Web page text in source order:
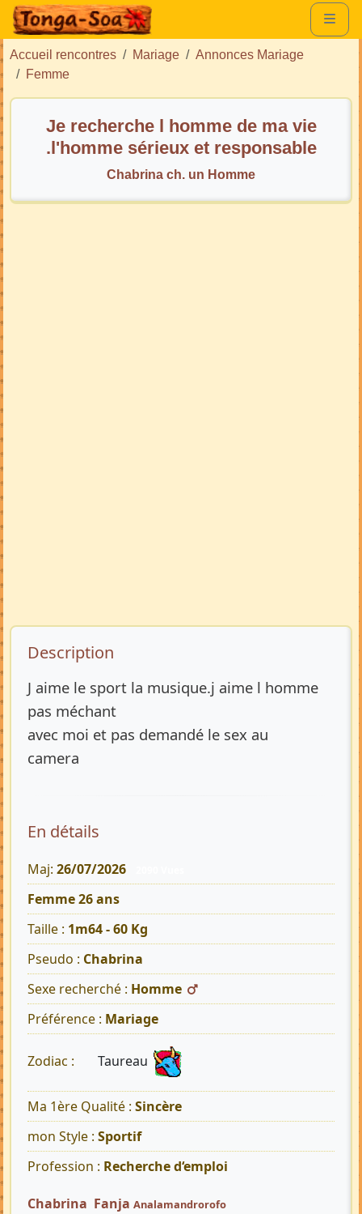
Accueil rencontres Mariage
Annonces Mariage
Femme
Je recherche l homme de ma vie
.l'homme sérieux et responsable
Chabrina ch. un Homme
Description de l’annonce
Description
J aime le sport la musique.j aime l homme
pas méchant
avec moi et pas demandé le sex au
camera
En détails
Maj: 26/07/2026
Femme 26 ans
Taille : 1m64 - 60 Kg
Pseudo : Chabrina
Sexe recherché : Homme
Préférence : Mariage
Zodiac : Taureau
Ma 1ère Qualité : Sincère
mon Style : Sportif
Profession : Recherche d‘emploi
Chabrina Fanja Analamandrorofo